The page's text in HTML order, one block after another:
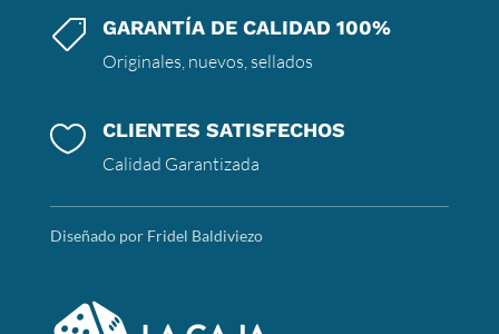
 GARANTÍA DE CALIDAD 100%
Originales, nuevos, sellados
 CLIENTES SATISFECHOS
Calidad Garantizada
Diseñado por Fridel Baldiviezo